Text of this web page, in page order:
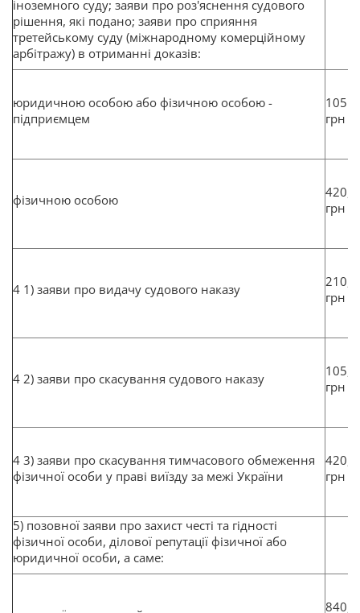
іноземного суду; заяви про роз'яснення судового
рішення, які подано; заяви про сприяння
третейському суду (міжнародному комерційному
арбітражу) в отриманні доказів:
юридичною особою або фізичною особою -
підприємцем
1051
грн
фізичною особою
грн
4 1) заяви про видачу судового наказу
грн
4 2) заяви про скасування судового наказу
грн
4 3) заяви про скасування тимчасового обмеження
фізичної особи у праві виїзду за межі України
грн
5) позовної заяви про захист честі та гідності
фізичної особи, ділової репутації фізичної або
юридичної особи, а саме: